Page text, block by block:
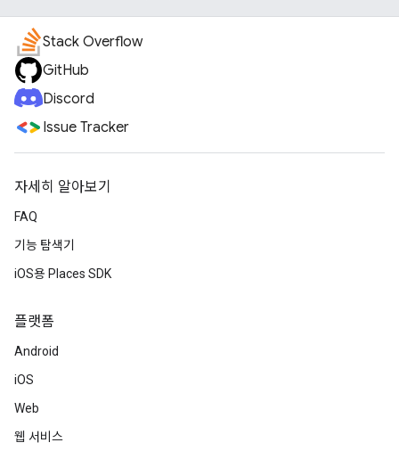
Stack Overflow
GitHub
Discord
Issue Tracker
자세히 알아보기
FAQ
기능 탐색기
iOS용 Places SDK
플랫폼
Android
iOS
Web
웹 서비스